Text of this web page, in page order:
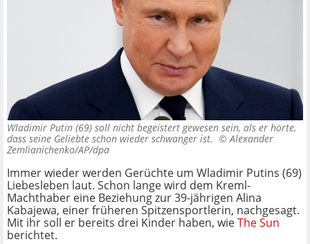
Wladimir Putin (69) soll nicht begeistert gewesen sein, als er hörte,
dass seine Geliebte schon wieder schwanger ist. ©Alexander
Zemlianichenko/AP/dpa
Immer wieder werden Gerüchte um Wladimir Putins (69)
Liebesleben laut. Schon lange wird dem Kreml-
Machthaber eine Beziehung zur 39-jährigen Alina
Kabajewa, einer früheren Spitzensportlerin, nachgesagt.
Mit ihr soll er bereits drei Kinder haben, wieThe Sun
berichtet.